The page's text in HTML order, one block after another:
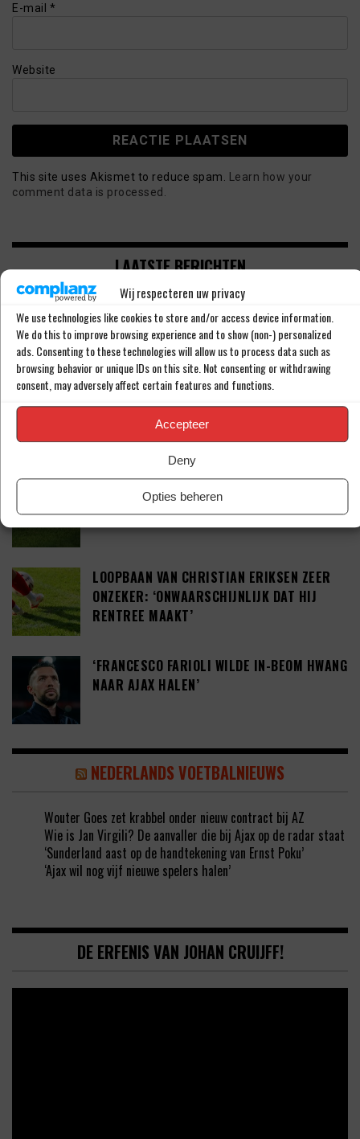
Wij respecteren uw privacy
We use technologies like cookies to store and/or access device information.
We do this to improve browsing experience and to show (non-) personalized
ads. Consenting to these technologies will allow us to process data such as
browsing behavior or unique IDs on this site. Not consenting or withdrawing
consent, may adversely affect certain features and functions.
Accepteer
Deny
Opties beheren
E-mail *
Website
This site uses Akismet to reduce spam. Learn how your
comment data is processed.
LAATSTE BERICHTEN
WEST HAM UNITED MAAKT KOMST VAN JOEL
VELTMAN (34) BEKEND
PREMIER LEAGUE
TEGENSLAG VOOR SEAN STEUR: ‘DEAL VAN
41 MILJOEN EURO’
LOOPBAAN VAN CHRISTIAN ERIKSEN ZEER
ONZEKER: ‘ONWAARSCHIJNLIJK DAT HIJ
RENTREE MAAKT’
‘FRANCESCO FARIOLI WILDE IN-BEOM HWANG
NAAR AJAX HALEN’
NEDERLANDS VOETBALNIEUWS
Wouter Goes zet krabbel onder nieuw contract bij AZ
Wie is Jan Virgili? De aanvaller die bij Ajax op de radar staat
‘Sunderland aast op de handtekening van Ernst Poku’
‘Ajax wil nog vijf nieuwe spelers halen’
DE ERFENIS VAN JOHAN CRUIJFF!